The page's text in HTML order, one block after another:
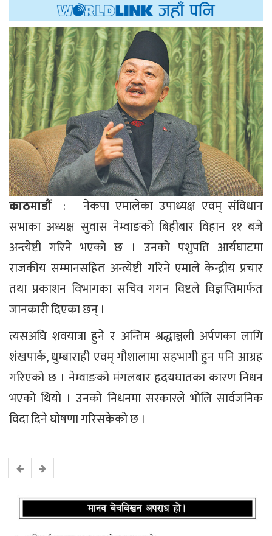
काठमाडौं: नेकपा एमालेका उपाध्यक्ष एवम् संविधान
सभाका अध्यक्ष सुवास नेम्वाङको बिहीबार विहान ११ बजे
अन्त्येष्टी गरिने भएको छ । उनको पशुपति आर्यघाटमा
राजकीय सम्मानसहित अन्त्येष्टी गरिने एमाले केन्द्रीय प्रचार
तथा प्रकाशन विभागका सचिव गगन विष्टले विज्ञप्तिमार्फत
जानकारी दिएका छन् ।
त्यसअघि शवयात्रा हुने र अन्तिम श्रद्धाञ्जली अर्पणका लागि
शंखपार्क, धुम्बाराही एवम् गौशालामा सहभागी हुन पनि आग्रह
गरिएको छ । नेम्वाङको मंगलबार हृदयघातका कारण निधन
भएको थियो । उनको निधनमा सरकारले भोलि सार्वजनिक
विदा दिने घोषणा गरिसकेको छ ।